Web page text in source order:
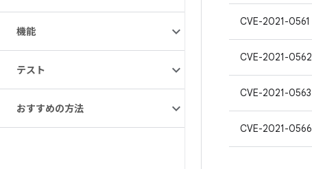
機能
テスト
おすすめの方法
CVE-2021-0561
CVE-2021-0562
CVE-2021-0563
CVE-2021-0566